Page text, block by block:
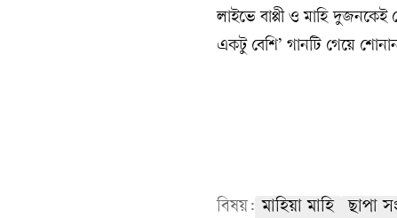
লাইভে বাপ্পী ও মাহি
একটু বেশি’ গানটি গেয়ে শোনান
বিষয়: মাহিয়া মাহি ছাপা